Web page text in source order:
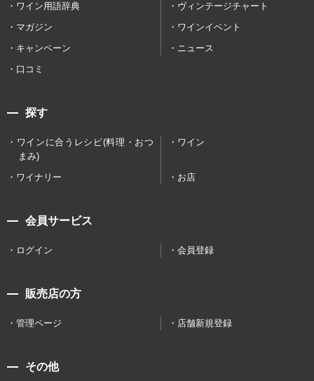
ワイン用語辞典
ヴィンテージチャート
マガジン
ワインイベント
キャンペーン
ニュース
口コミ
探す
ワインに合うレシピ(料理・おつ
まみ)
ワイン
ワイナリー お店
会員サービス
ログイン 会員登録
販売店の方
管理ページ 店舗新規登録
その他